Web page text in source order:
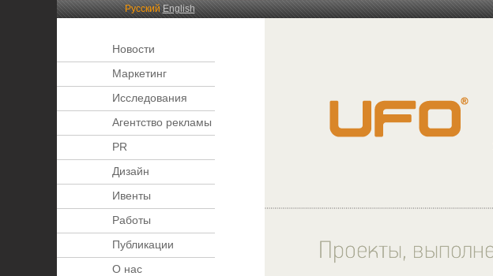
РусскийEnglish
Новости
Маркетинг
Исследования
Агентство рекламы
PR
Дизайн
Ивенты
Работы
Публикации
О нас